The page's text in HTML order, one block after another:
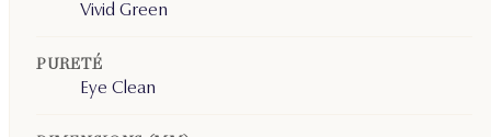
Vivid Green
PURETÉ
Eye Clean